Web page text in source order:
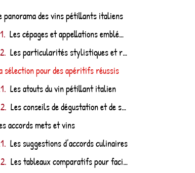
panorama des vins pétillants italiens
Les cépages et appellations emblématiques
Les particularités stylistiques et régionales
sélection pour des apéritifs réussis
Les atouts du vin pétillant italien
Les conseils de dégustation et de service
accords mets et vins
Les suggestions d’accords culinaires
Les tableaux comparatifs pour faciliter le choix